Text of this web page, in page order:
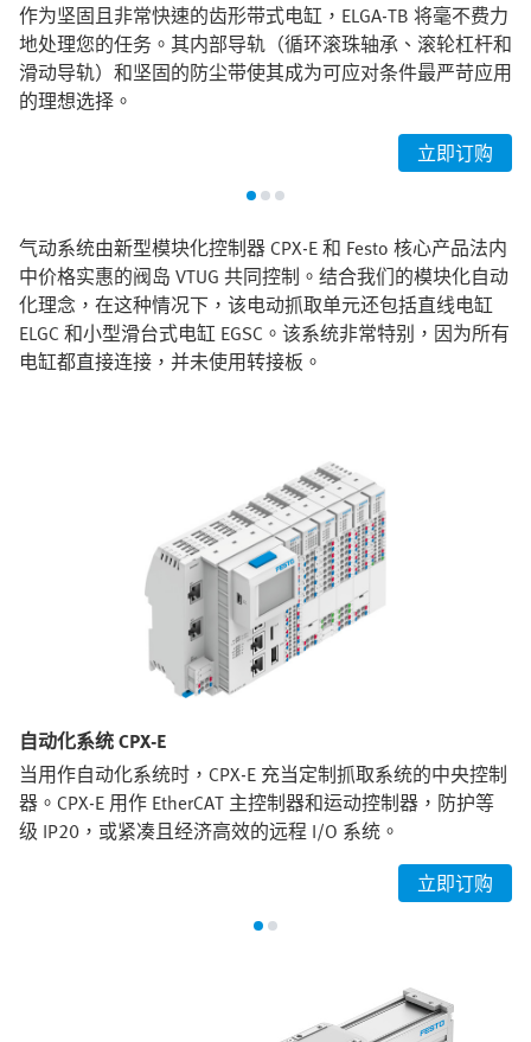
作为坚固且非常快速的齿形带式电缸，ELGA-TB 将毫不费力
地处理您的任务。其内部导轨（循环滚珠轴承、滚轮杠杆和
滑动导轨）和坚固的防尘带使其成为可应对条件最严苛应用
的理想选择。
立即订购
气动系统由新型模块化控制器 CPX-E 和 Festo 核心产品法内
中价格实惠的阀岛 VTUG 共同控制。结合我们的模块化自动
化理念，在这种情况下，该电动抓取单元还包括直线电缸
ELGC 和小型滑台式电缸 EGSC。该系统非常特别，因为所有
电缸都直接连接，并未使用转接板。
自动化系统 CPX-E
当用作自动化系统时，CPX-E 充当定制抓取系统的中央控制
器。CPX-E 用作 EtherCAT 主控制器和运动控制器，防护等
级 IP20，或紧凑且经济高效的远程 I/O 系统。
立即订购